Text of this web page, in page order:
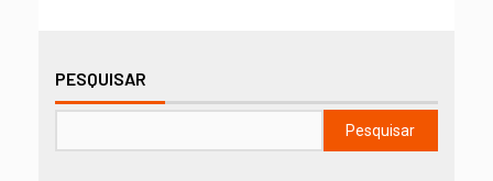
PESQUISAR
Pesquisar